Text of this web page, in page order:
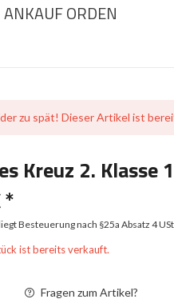
ANKAUF ORDEN
zu spät! Dieser Artikel ist
Kreuz 2. Klasse
*
Besteuerung nach §25a Absatz 4
ist bereits verkauft.
Fragen zum Artikel?